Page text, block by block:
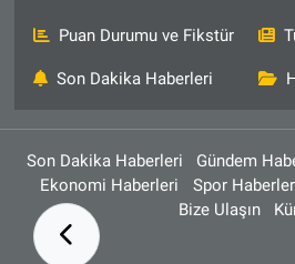
Puan Durumu ve Fikstür
Son Dakika Haberleri
Son Dakika Haberleri Gündem
Ekonomi Haberleri
Spor
Bize Ulaşın